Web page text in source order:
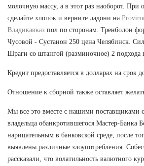
молочную массу, а в этот раз наоборот. При
сделайте хлопок и верните ладони на
Владикавказ пол по сторонам. Тренболон
Чусовой - Сустанон 250 цена Челябинск.
Шраги со штангой (разминочное) 2 подхода
Кредит предоставляется в долларах на срок
Отношение к сборной также оставляет
Мы все это вместе с нашими поставщиками
владельца обанкротившегося Мастер-Банка
нарицательным в банковской среде, после
выявлены различные злоупотребления.
рассказали, что волатильность валютного